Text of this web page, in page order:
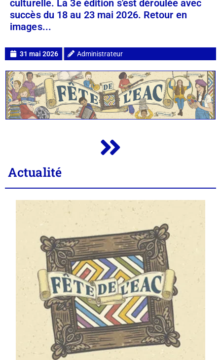
culturelle. La 3e édition s'est déroulée avec
succès du 18 au 23 mai 2026. Retour en
images...
31 mai 2026 Administrateur
Actualité